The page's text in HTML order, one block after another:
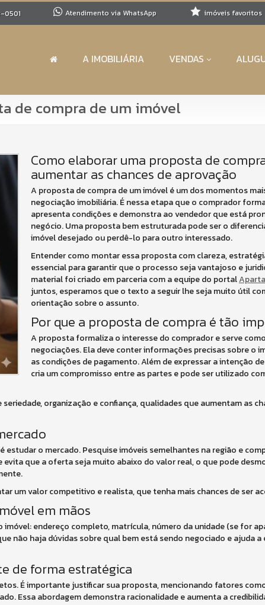
0501 Atendimento via WhatsApp imóveis favoritos
A IMOBILIÁRIA VENDAS
de compra de um imóvel
Como elaborar uma proposta de
aumentar as chances de aprovação
A proposta de compra de um imóvel é um dos momentos
negociação imobiliária. É nessa etapa que o comprador
apresenta condições e demonstra ao vendedor que está
negócio. Uma proposta bem estruturada pode ser o
imóvel desejado ou perdê-lo para outro interessado.
Entender como montar essa proposta com clareza,
essencial para garantir que o processo seja vantajoso e
material foi criado em parceria com a equipe do portal
juntos, esperamos que o texto a seguir lhe seja muito útil
orientação sobre o assunto.
Por que a proposta de compra é tão
A proposta formaliza o interesse do comprador e serve
negociações. Ela deve conter informações precisas sobre o
as condições de pagamento. Além de expressar a intenção
cria um compromisso entre as partes e pode ser utilizado
organização e confiança, qualidades que aumentam as
o mercado. Pesquise imóveis semelhantes na região e
que a oferta seja muito abaixo do valor real, o que pode
um valor competitivo e realista, que tenha mais chances de ser
em mãos
endereço completo, matrícula, número da unidade (se for
não haja dúvidas sobre qual bem está sendo negociado e ajuda a
de forma estratégica
É importante justificar sua proposta, mencionando fatores
Essa abordagem demonstra racionalidade e aumenta a